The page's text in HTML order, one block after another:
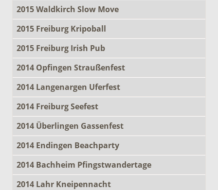
2015 Waldkirch Slow Move
2015 Freiburg Kripoball
2015 Freiburg Irish Pub
2014 Opfingen Straußenfest
2014 Langenargen Uferfest
2014 Freiburg Seefest
2014 Überlingen Gassenfest
2014 Endingen Beachparty
2014 Bachheim Pfingstwandertage
2014 Lahr Kneipennacht